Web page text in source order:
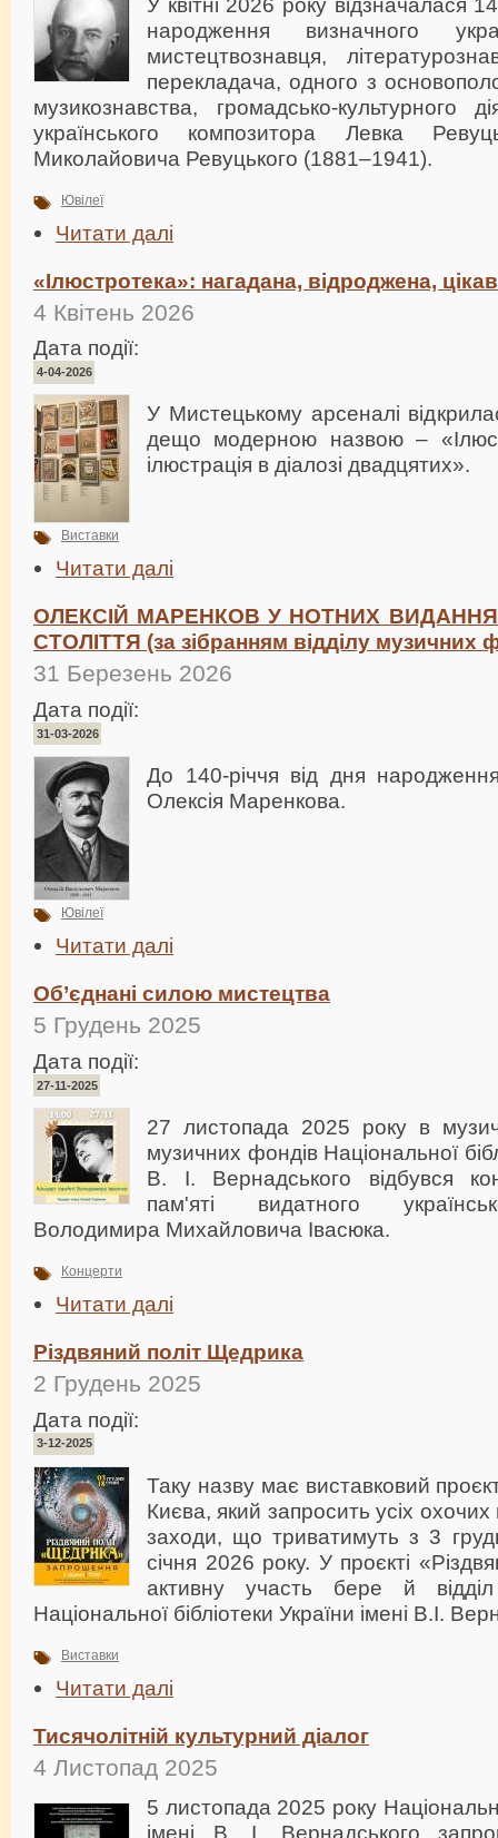
народження визначного
мистецтвознавця,
перекладача, одного з
музикознавства, громадсько-культурного
українського композитора Левка
Миколайовича Ревуцького (1881–1941).
Ювілеї
Читати далі
«Ілюстротека»: нагадана, відроджена,
4 Квітень 2026
Дата події:
4-04-2026
У Мистецькому арсеналі
дещо модерною назвою –
ілюстрація в діалозі двадцятих».
Виставки
Читати далі
ОЛЕКСІЙ МАРЕНКОВ У НОТНИХ
СТОЛІТТЯ (за зібранням відділу музичних
31 Березень 2026
Дата події:
31-03-2026
До 140-річчя від дня
Олексія Маренкова.
Ювілеї
Читати далі
Об’єднані силою мистецтва
5 Грудень 2025
Дата події:
27-11-2025
27 листопада 2025 року в
музичних фондів Національної
В. І. Вернадського відбувся
пам'яті видатного
Володимира Михайловича Івасюка.
Концерти
Читати далі
Різдвяний політ Щедрика
2 Грудень 2025
Дата події:
3-12-2025
Таку назву має виставковий
Києва, який запросить усіх
заходи, що триватимуть з 3
січня 2026 року. У проєкті
активну участь бере й
Національної бібліотеки України імені В.І.
Виставки
Читати далі
Тисячолітній культурний діалог
4 Листопад 2025
5 листопада 2025 року
імені В. І. Вернадського